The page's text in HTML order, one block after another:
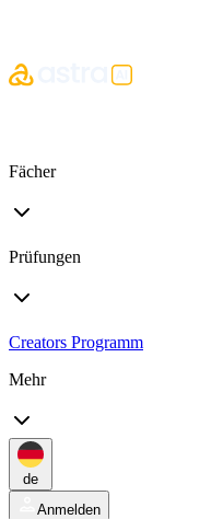
Fächer
Prüfungen
Creators Programm
Mehr
de
Anmelden